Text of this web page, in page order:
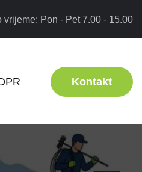
vrijeme: Pon - Pet 7.00 - 15.00
Kontakt